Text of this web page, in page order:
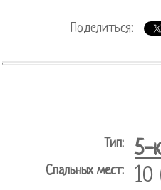
Поделиться:
Тип: 5-
Спальных мест: 10